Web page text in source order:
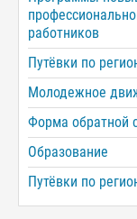
работников
Путёвки по
Молодежное
Форма обратной
Образование
Путёвки по